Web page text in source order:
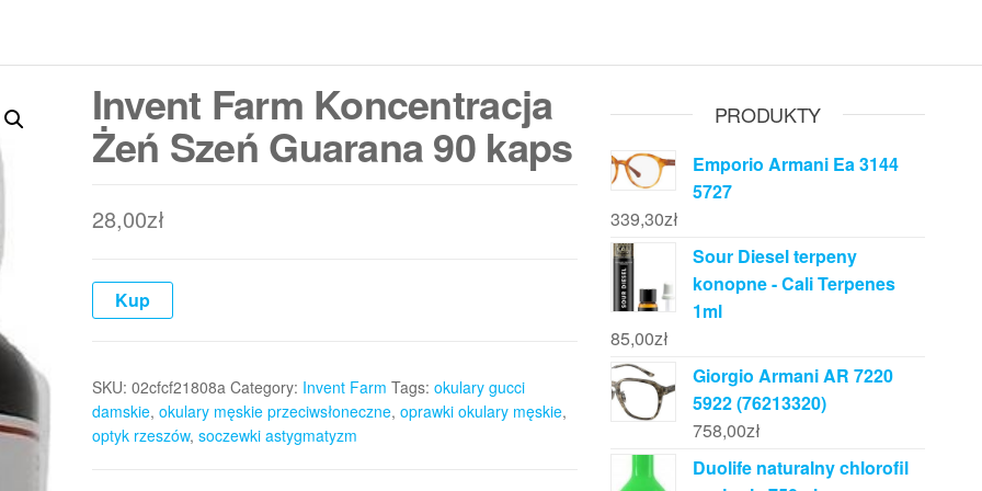
Invent Farm Koncentracja
Żeń Szeń Guarana 90 kaps
28,00zł
Kup
SKU: 02cfcf21808a Category: Invent Farm Tags: okulary gucci
damskie, okulary męskie przeciwsłoneczne, oprawki okulary męskie,
optyk rzeszów, soczewki astygmatyzm
PRODUKTY
Emporio Armani Ea 3144
5727
339,30zł
Sour Diesel terpeny
konopne - Cali Terpenes
1ml
85,00zł
Giorgio Armani AR 7220
5922 (76213320)
758,00zł
Duolife naturalny chlorofil